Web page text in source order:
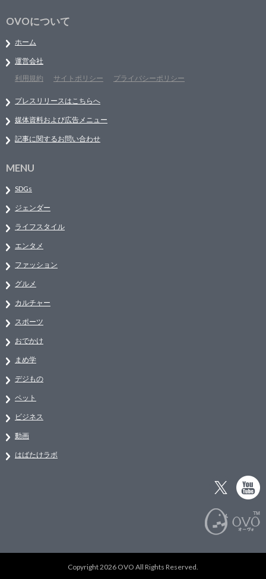
OVOについて
ホーム
運営会社
利用規約
サイトポリシー プライバシーポリシー
プレスリリースはこちらへ
媒体資料および広告メニュー
記事に関するお問い合わせ
MENU
SDGs
ジェンダー
ライフスタイル
エンタメ
ファッション
グルメ
カルチャー
スポーツ
おでかけ
まめ学
デジもの
ペット
ビジネス
動画
はばたけラボ
Copyright 2026 OVO All Rights Reserved.